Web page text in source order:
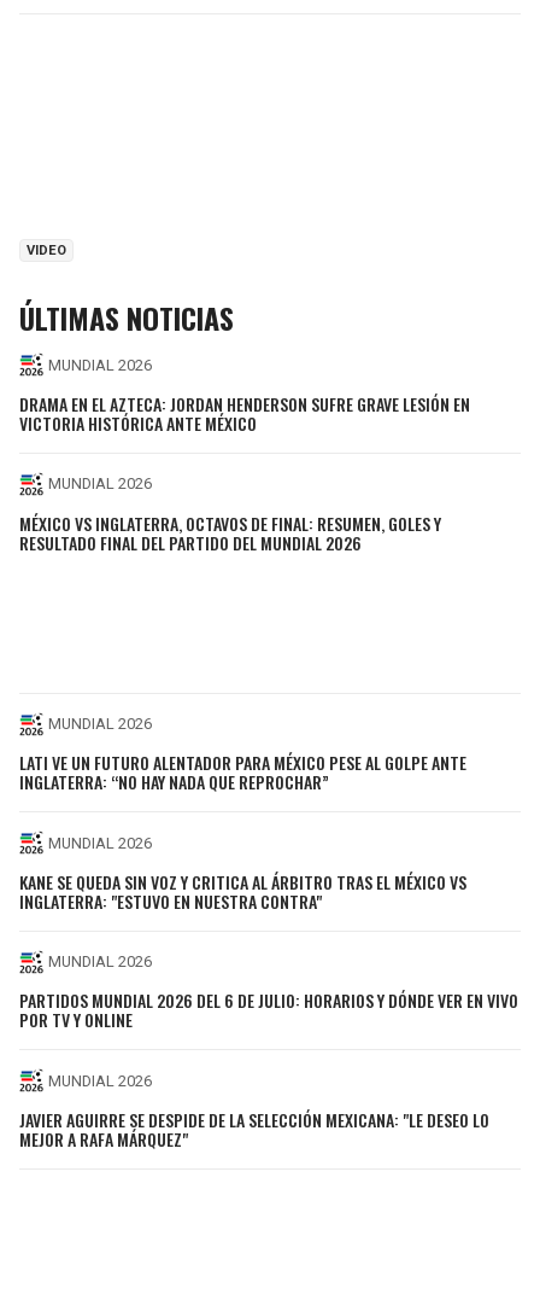
VIDEO
ÚLTIMAS NOTICIAS
MUNDIAL 2026
DRAMA EN EL AZTECA: JORDAN HENDERSON SUFRE GRAVE LESIÓN EN
VICTORIA HISTÓRICA ANTE MÉXICO
MUNDIAL 2026
MÉXICO VS INGLATERRA, OCTAVOS DE FINAL: RESUMEN, GOLES Y
RESULTADO FINAL DEL PARTIDO DEL MUNDIAL 2026
MUNDIAL 2026
LATI VE UN FUTURO ALENTADOR PARA MÉXICO PESE AL GOLPE ANTE
INGLATERRA: “NO HAY NADA QUE REPROCHAR”
MUNDIAL 2026
KANE SE QUEDA SIN VOZ Y CRITICA AL ÁRBITRO TRAS EL MÉXICO VS
INGLATERRA: "ESTUVO EN NUESTRA CONTRA"
MUNDIAL 2026
PARTIDOS MUNDIAL 2026 DEL 6 DE JULIO: HORARIOS Y DÓNDE VER EN VIVO
POR TV Y ONLINE
MUNDIAL 2026
JAVIER AGUIRRE SE DESPIDE DE LA SELECCIÓN MEXICANA: "LE DESEO LO
MEJOR A RAFA MÁRQUEZ"